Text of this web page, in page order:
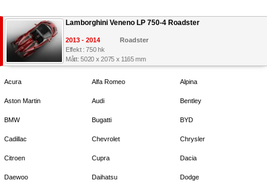
Lamborghini Veneno LP 750-4 Roadster
2013 - 2014
Roadster
Effekt : 750 hk
Mått: 5020 x 2075 x 1165 mm
Acura Alfa Romeo Alpina
Aston Martin Audi Bentley
BMW Bugatti BYD
Cadillac Chevrolet Chrysler
Citroen Cupra Dacia
Daewoo Daihatsu Dodge